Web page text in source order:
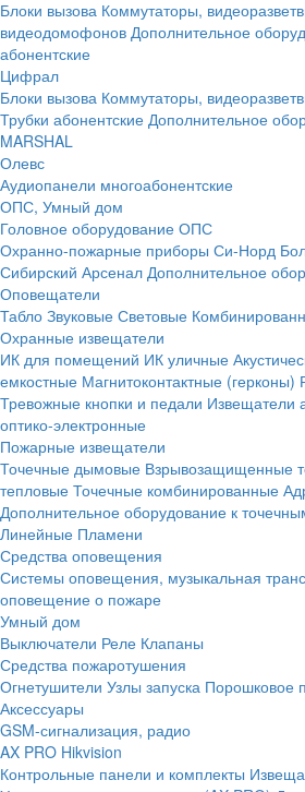
Блоки вызова Коммутаторы,
видеодомофонов Дополнительное
абонентские
Цифрал
Блоки вызова Коммутаторы,
Трубки абонентские Дополнительное
MARSHAL
Олевс
Аудиопанели многоабонентские
ОПС, Умный дом
Головное оборудование ОПС
Охранно-пожарные приборы Си-Норд
Сибирский Арсенал Дополнительное
Оповещатели
Табло Звуковые Световые
Охранные извещатели
ИК для помещений ИК уличные
емкостные Магнитоконтактные (герконы)
Тревожные кнопки и педали Извещатели
оптико-электронные
Пожарные извещатели
Точечные дымовые Взрывозащищенные
тепловые Точечные комбинированные
Дополнительное оборудование к
Линейные Пламени
Средства оповещения
Системы оповещения, музыкальная
оповещение о пожаре
Умный дом
Выключатели Реле Клапаны
Средства пожаротушения
Огнетушители Узлы запуска Порошковое
Аксессуары
GSM-сигнализация, радио
AX PRO Hikvision
Контрольные панели и комплекты